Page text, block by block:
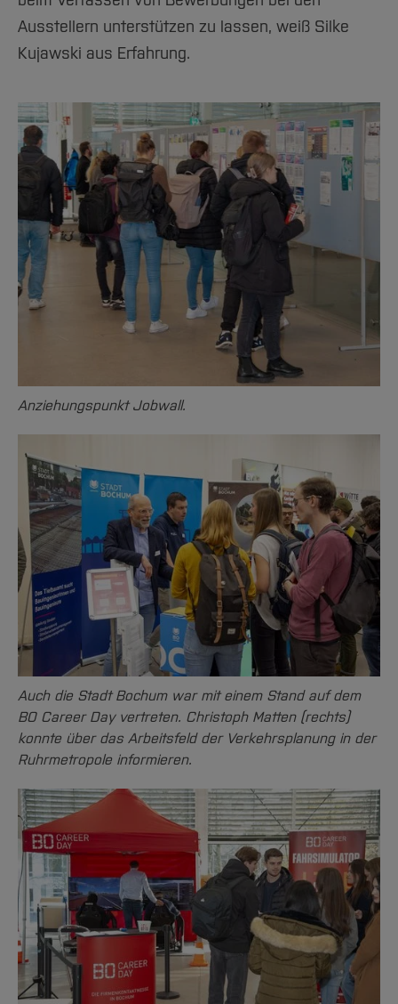
Ausstellern unterstützen zu lassen, weiß Silke
Kujawski aus Erfahrung.
Anziehungspunkt Jobwall.
Auch die Stadt Bochum war mit einem Stand auf dem
BO Career Day vertreten. Christoph Matten (rechts)
konnte über das Arbeitsfeld der Verkehrsplanung in der
Ruhrmetropole informieren.